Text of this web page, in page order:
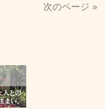
次のページ »